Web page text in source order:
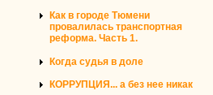
Как в городе Тюмени
провалилась транспортная
реформа. Часть 1.
Когда судья в доле
КОРРУПЦИЯ... а без нее никак